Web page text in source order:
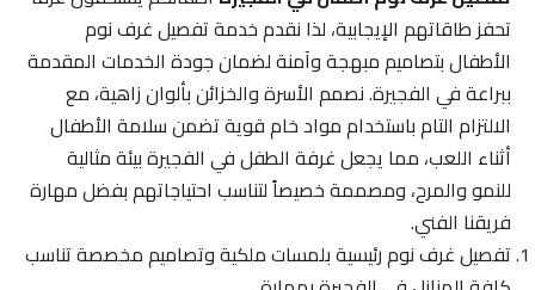
تحفز طاقاتهم الإيجابية، لذا نقدم خدمة تفصيل غرف نوم
الأطفال بتصاميم مبهجة وآمنة لضمان جودة الخدمات المقدمة
ببراعة في الفجيرة. نصمم الأسرة والخزائن بألوان زاهية، مع
الالتزام التام باستخدام مواد خام قوية تضمن سلامة الأطفال
أثناء اللعب، مما يجعل غرفة الطفل في الفجيرة بيئة مثالية
للنمو والمرح، ومصممة خصيصاً لتناسب احتياجاتهم بفضل مهارة
فريقنا الفني.
تفصيل غرف نوم رئيسية بلمسات ملكية وتصاميم مخصصة تناسب